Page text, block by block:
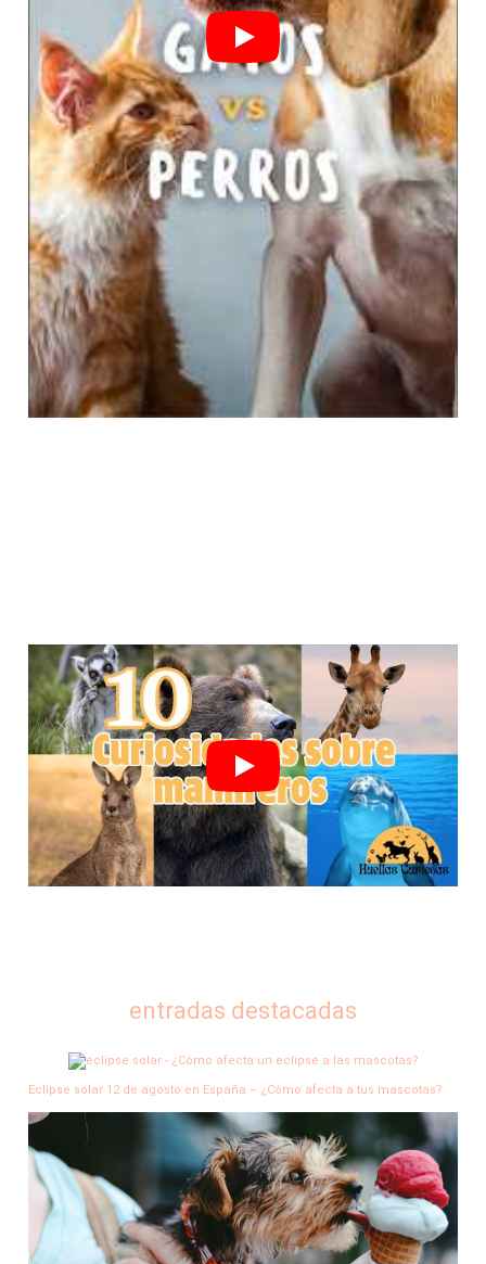
entradas destacadas
Eclipse solar 12 de agosto en España – ¿Cómo afecta a tus mascotas?